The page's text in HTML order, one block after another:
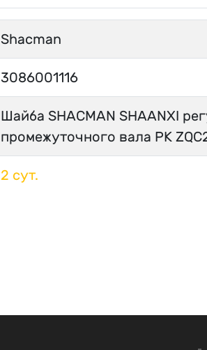
Shacman
3086001116
Шайба SHACMAN SHAANXI
промежуточного вала РК
2 сут.